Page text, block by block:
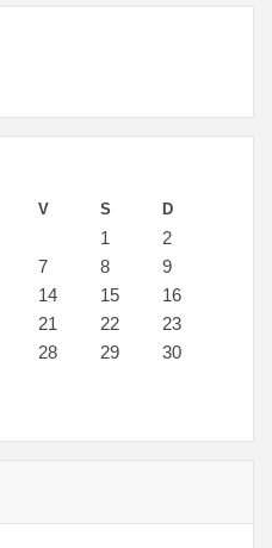
V S D
1
2
7 8
9
14 15
16
21 22
23
28 29
30